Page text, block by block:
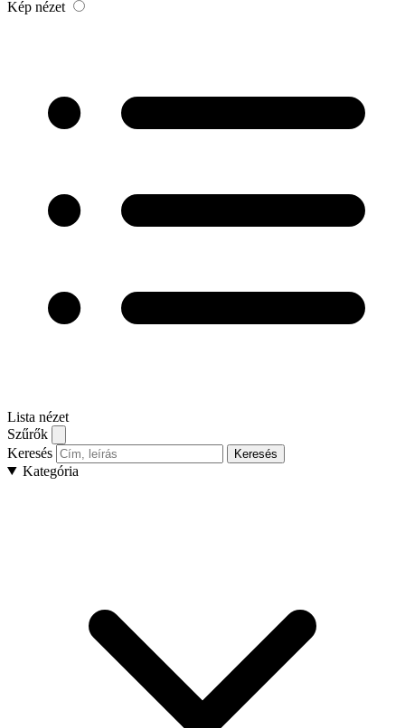
Kép nézet
Lista nézet
Szűrők
Keresés
Keresés
Kategória